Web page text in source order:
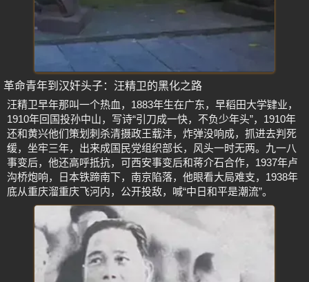
革命青年到汉奸头子：汪精卫的黑化之路
汪精卫早年那叫一个热血，1883年生在广东，早稻田大学肄业，
1910年回国投孙中山，写诗“引刀成一快，不负少年头”，1910年
还和黄兴他们策划刺杀清摄政王载沣，炸弹没响成，抓进去判死
缓，坐牢三年，出来成国民党组织部长，风头一时无两。九一八
事变后，他还高呼抵抗，可西安事变后和蒋介石合作，1937年卢
沟桥炮响，日本铁蹄南下，南京陷落，他眼看大局难支，1938年
底从重庆溜重庆飞河内，公开投敌，喊“中日和平是潮流”。